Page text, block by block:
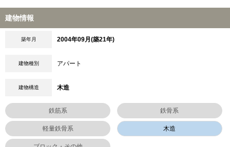
建物情報
築年月 2004年09月(築21年)
建物種別 アパート
建物構造 木造
鉄筋系 鉄骨系
軽量鉄骨系 木造